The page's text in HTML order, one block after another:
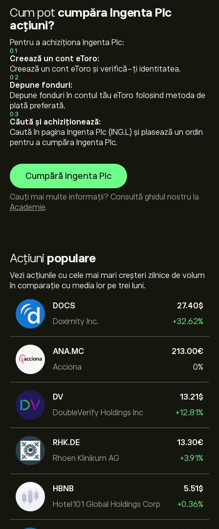
Acțiuni populare
Vezi acțiunile cu cele mai mari creșteri zilnice de volum
în comparație cu media lor pe trei luni.
DOCS
Doximity Inc.
27.40‎$‎
+32.62%
ANA.MC
Acciona
213.00‎€‎
0%
DV
DoubleVerify Holdings Inc
13.21‎$‎
+12.81%
RHK.DE
Rhoen Klinikum AG
13.30‎€‎
+3.91%
HBNB
Hotel101 Global Holdings Corp
5.51‎$‎
+0.36%
Cum pot cumpăra Ingenta Plc
acțiuni?
Pentru a achiziționa Ingenta Plc:
01
Creează un cont eToro:
Creează un cont eToro și verifică-ți identitatea.
02
Depune fonduri:
Depune fonduri în contul tău eToro folosind metoda de
plată preferată.
03
Căută și achiziționează:
Caută în pagina Ingenta Plc (ING.L) și plasează un ordin
pentru a cumpăra Ingenta Plc.
Cumpără Ingenta Plc
Cauți mai multe informații? Consultă ghidul nostru la
Academie.